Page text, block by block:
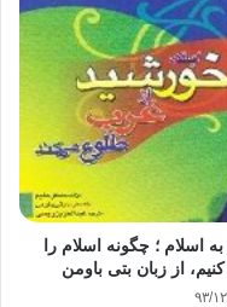
اسلام ؛ چگونه اسلام را
از زبان بتی باومن
۰۸